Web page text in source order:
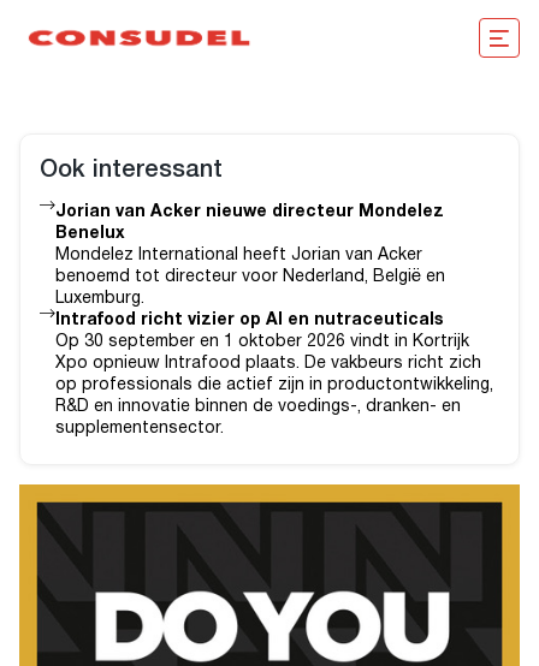
Ook interessant
Jorian van Acker nieuwe directeur Mondelez
Benelux
Mondelez International heeft Jorian van Acker
benoemd tot directeur voor Nederland, België en
Luxemburg.
Intrafood richt vizier op AI en nutraceuticals
Op 30 september en 1 oktober 2026 vindt in Kortrijk
Xpo opnieuw Intrafood plaats. De vakbeurs richt zich
op professionals die actief zijn in productontwikkeling,
R&D en innovatie binnen de voedings-, dranken- en
supplementensector.